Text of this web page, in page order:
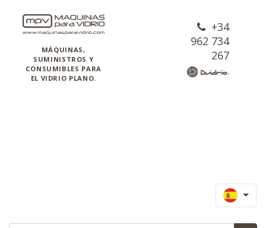
MÁQUINAS,
SUMINISTROS Y
CONSUMIBLES PARA
EL VIDRIO PLANO.
+34
962 734
267